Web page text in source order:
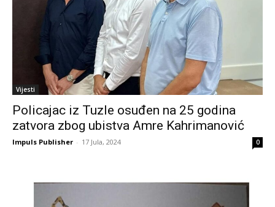
Vijesti
Policajac iz Tuzle osuđen na 25 godina
zatvora zbog ubistva Amre Kahrimanović
Impuls Publisher - 17 Jula, 2024 0